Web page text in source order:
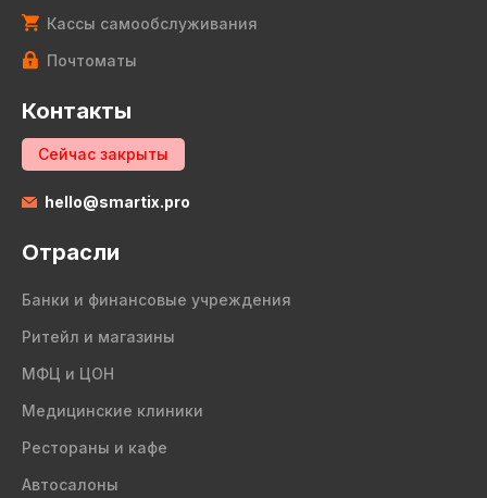
Кассы самообслуживания
Почтоматы
Контакты
Сейчас закрыты
hello@smartix.pro
Отрасли
Банки и финансовые учреждения
Ритейл и магазины
МФЦ и ЦОН
Медицинские клиники
Рестораны и кафе
Автосалоны